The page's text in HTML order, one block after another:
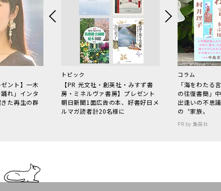
ント】一木
れ」インタ
た再生の群
トピック
【PR 光文社・創英社・みすず書
房・ミネルヴァ書房】プレゼント
朝日新聞1面広告の本、好書好日メ
ルマガ読者計20名様に
コラム
「海をわた
の往復書簡」
出逢いの不思
の〝家族〟
PR by 集英社